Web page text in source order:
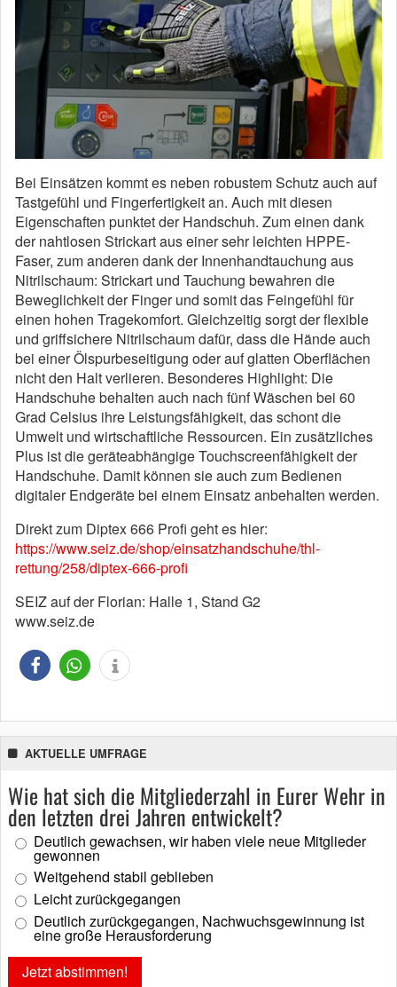
Bei Einsätzen kommt es neben robustem Schutz auch auf
Tastgefühl und Fingerfertigkeit an. Auch mit diesen
Eigenschaften punktet der Handschuh. Zum einen dank
der nahtlosen Strickart aus einer sehr leichten HPPE-
Faser, zum anderen dank der Innenhandtauchung aus
Nitrilschaum: Strickart und Tauchung bewahren die
Beweglichkeit der Finger und somit das Feingefühl für
einen hohen Tragekomfort. Gleichzeitig sorgt der flexible
und griffsichere Nitrilschaum dafür, dass die Hände auch
bei einer Ölspurbeseitigung oder auf glatten Oberflächen
nicht den Halt verlieren. Besonderes Highlight: Die
Handschuhe behalten auch nach fünf Wäschen bei 60
Grad Celsius ihre Leistungsfähigkeit, das schont die
Umwelt und wirtschaftliche Ressourcen. Ein zusätzliches
Plus ist die geräteabhängige Touchscreenfähigkeit der
Handschuhe. Damit können sie auch zum Bedienen
digitaler Endgeräte bei einem Einsatz anbehalten werden.
Direkt zum Diptex 666 Profi geht es hier:
https://www.seiz.de/shop/einsatzhandschuhe/thl-
rettung/258/diptex-666-profi
SEIZ auf der Florian: Halle 1, Stand G2
www.seiz.de
AKTUELLE UMFRAGE
Wie hat sich die Mitgliederzahl in Eurer Wehr in
den letzten drei Jahren entwickelt?
Deutlich gewachsen, wir haben viele neue Mitglieder
gewonnen
Weitgehend stabil geblieben
Leicht zurückgegangen
Deutlich zurückgegangen, Nachwuchsgewinnung ist
eine große Herausforderung